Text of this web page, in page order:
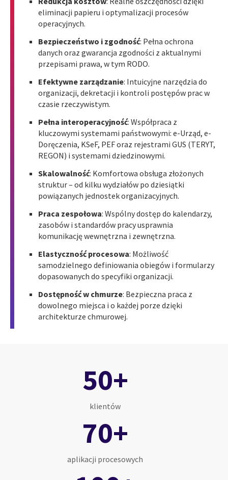
eliminacji papieru i optymalizacji procesów
operacyjnych.
Bezpieczeństwo i zgodność: Pełna ochrona
danych oraz gwarancja zgodności z aktualnymi
przepisami prawa, w tym RODO.
Efektywne zarządzanie: Intuicyjne narzędzia do
organizacji, dekretacji i kontroli postępów prac w
czasie rzeczywistym.
Pełna interoperacyjność: Współpraca z
kluczowymi systemami państwowymi: e-Urząd, e-
Doręczenia, KSeF, PEF oraz rejestrami GUS (TERYT,
REGON) i systemami dziedzinowymi.
Skalowalność: Komfortowa obsługa złożonych
struktur – od kilku wydziałów po dziesiątki
powiązanych jednostek organizacyjnych.
Praca zespołowa: Wspólny dostęp do kalendarzy,
zasobów i standardów pracy usprawnia
komunikację wewnętrzna i zewnętrzna.
Elastyczność procesowa: Możliwość
samodzielnego definiowania obiegów i formularzy
dopasowanych do specyfiki organizacji.
Dostępność w chmurze: Bezpieczna praca z
dowolnego miejsca i o każdej porze dzięki
architekturze chmurowej.
50+
klientów
70+
aplikacji procesowych